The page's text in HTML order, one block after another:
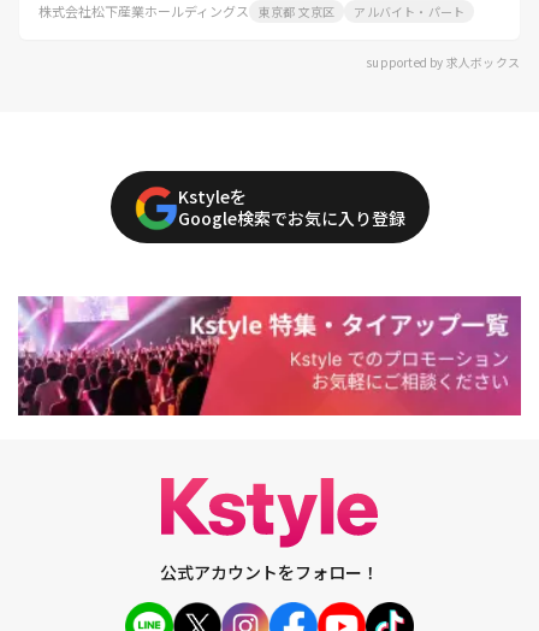
株式会社松下産業ホールディングス 東京都 文京区 アルバイト・パート
supported by 求人ボックス
Kstyleを
Google検索でお気に入り登録
公式アカウントをフォロー！